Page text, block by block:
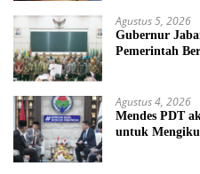
Agustus 5, 2026
Gubernur
Pemerintah
Agustus 4, 2026
Mendes PDT
untuk